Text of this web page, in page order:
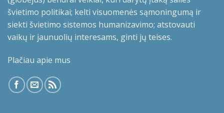
švietimo politikai; kelti visuomenės sąmoningumą ir
siekti švietimo sistemos humanizavimo; atstovauti
vaikų ir jaunuolių interesams, ginti jų teises.
Plačiau apie mus